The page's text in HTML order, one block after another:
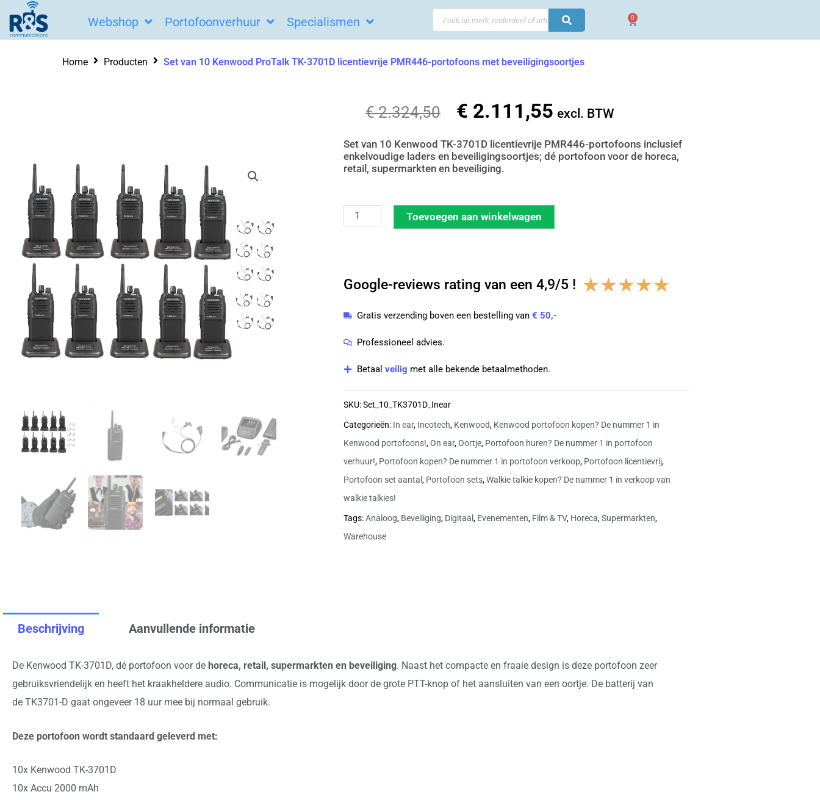
naar
Webshop Portofoonverhuur Specialismen
Search
...
0
Winkelwagen
Home Producten Set van 10 Kenwood ProTalk TK-3701D licentievrije PMR446-portofoons met beveiligingsoortjes
€2.324,50
Oorspronkelijke
was:
€ 2.324,50.
€ 2.111,55Huidige
is:
€ 2.111,55.
excl. BTW
Set van 10 Kenwood TK-3701D licentievrije PMR446-portofoons inclusief
enkelvoudige laders en beveiligingsoortjes; dé portofoon voor de horeca,
retail, supermarkten en beveiliging.
Set
ProTalk
3701D
licentievrije
aantal
Toevoegen aan winkelwagen
Google-reviews rating van een 4,9/5 ! ★★★★★
Gratis verzending boven een bestelling van€ 50,-
Professioneel advies.
Betaalveilig met alle bekende betaalmethoden.
SKU:Set_10_TK3701D_Inear
Categorieën: In ear, Incotech, Kenwood, Kenwood portofoon kopen? De nummer 1 in
Kenwood portofoons!,On ear,Oortje, Portofoon huren? De nummer 1 in portofoon
verhuur!, Portofoon kopen? De nummer 1 in portofoon verkoop, Portofoon licentievrij,
Portofoon set aantal, Portofoon sets,Walkie talkie kopen? De nummer 1 in verkoop van
walkie talkies!
Tags:Analoog, Beveiliging, Digitaal, Evenementen, Film & TV, Horeca,Supermarkten,
Warehouse
Beschrijving Aanvullende informatie
De Kenwood TK-3701D, dé portofoon voor de horeca, retail, supermarkten en beveiliging. Naast het compacte en fraaie design is deze portofoon zeer
gebruiksvriendelijk en heeft het kraakheldere audio. Communicatie is mogelijk door de grote PTT-knop of het aansluiten van een oortje. De batterij van
de TK3701-D gaat ongeveer 18 uur mee bij normaal gebruik.
Deze portofoon wordt standaard geleverd met:
10x Kenwood TK-3701D
10x Accu 2000 mAh